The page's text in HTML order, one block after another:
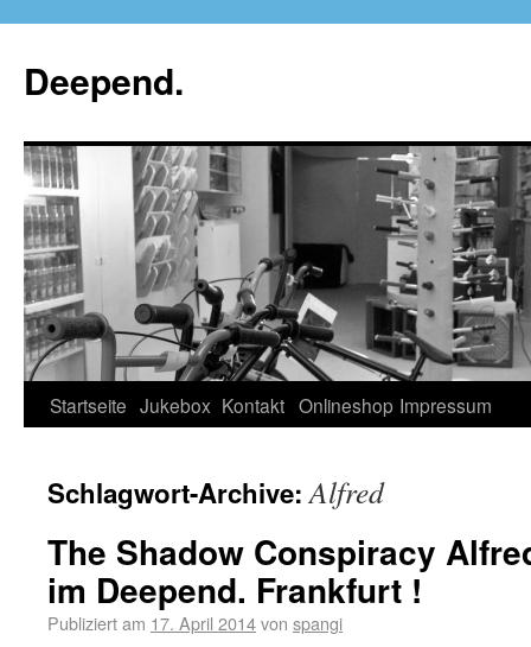
Deepend.
Startseite Jukebox Kontakt Onlineshop Impressum
Schlagwort-Archive:Alfred
The Shadow Conspiracy
im Deepend. Frankfurt !
Publiziert am 17. April 2014von spangi